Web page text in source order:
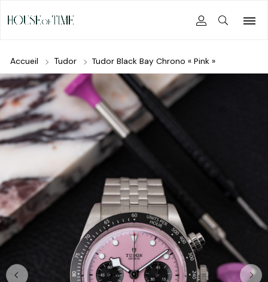
Accueil Tudor Tudor Black Bay Chrono « Pink »